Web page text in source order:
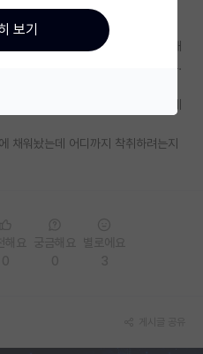
태클없이 잘 하고 일찍퇴근하고
에 연구는 뒷전으로 밀리고. 졸업해
는 부족하다고 졸업으로 협박당하고.
리 잘못해서 맨날 제안서부터 과제
채워놨는데 어디까지 착취하려는지
보기